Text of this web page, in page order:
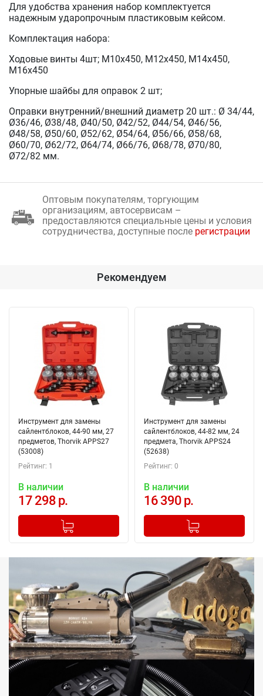
Для удобства хранения набор комплектуется
надежным ударопрочным пластиковым кейсом.
Комплектация набора:
Ходовые винты 4шт; М10х450, М12х450, М14х450,
М16х450
Упорные шайбы для оправок 2 шт;
Оправки внутренний/внешний диаметр 20 шт.: Ø 34/44,
Ø36/46, Ø38/48, Ø40/50, Ø42/52, Ø44/54, Ø46/56,
Ø48/58, Ø50/60, Ø52/62, Ø54/64, Ø56/66, Ø58/68,
Ø60/70, Ø62/72, Ø64/74, Ø66/76, Ø68/78, Ø70/80,
Ø72/82 мм.
Оптовым покупателям, торгующим
организациям, автосервисам –
предоставляются специальные цены и условия
сотрудничества, доступные после регистрации
Рекомендуем
Инструмент для замены
сайлентблоков, 44-90 мм, 27
предметов, Thorvik APPS27
(53008)
Рейтинг: 1
В наличии
17 298 р.
+
Добавлено в корзину
Инструмент для замены
сайлентблоков, 44-82 мм, 24
предмета, Thorvik APPS24
(52638)
Рейтинг: 0
В наличии
16 390 р.
+
Добавлено в корзину